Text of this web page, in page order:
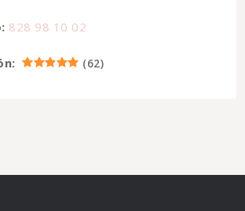
828 98 10 02
(62)